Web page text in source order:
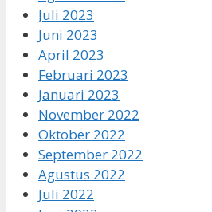
Juli 2023
Juni 2023
April 2023
Februari 2023
Januari 2023
November 2022
Oktober 2022
September 2022
Agustus 2022
Juli 2022